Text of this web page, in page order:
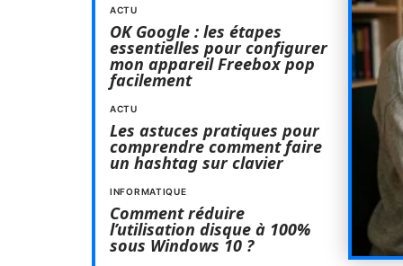
ACTU
OK Google : les étapes
essentielles pour configurer
mon appareil Freebox pop
facilement
ACTU
Les astuces pratiques pour
comprendre comment faire
un hashtag sur clavier
INFORMATIQUE
Comment réduire
l’utilisation disque à 100%
sous Windows 10 ?